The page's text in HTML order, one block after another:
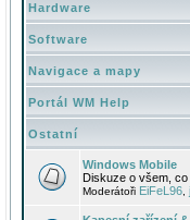
Hardware
Software
Navigace a mapy
Portál WM Help
Ostatní
Windows Mobile
Diskuze o všem,
Moderátoři EiFeL96